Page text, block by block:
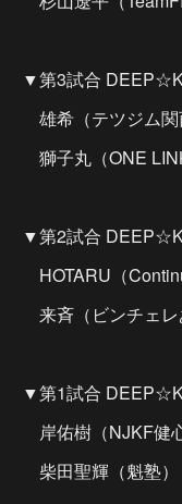
▼第3試合
雄希（テツジム関
獅子丸（ONE
▼第2試合
HOTARU（
来斉（ビンチェレ
▼第1試合
岸佑樹（NJKF健
柴田聖輝（魁塾）